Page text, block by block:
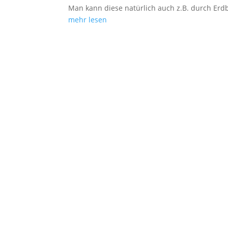
Man kann diese natürlich auch z.B. durch
mehr lesen